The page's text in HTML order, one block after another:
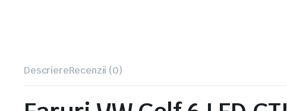
DescriereRecenzii (0)